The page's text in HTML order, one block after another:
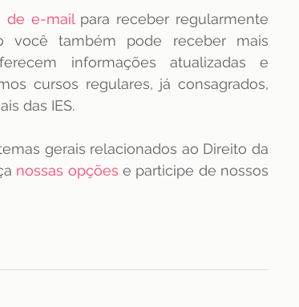
de e-mail para receber regularmente
você também pode receber mais
informações atualizadas e
cursos regulares, já consagrados,
das IES.
gerais relacionados ao Direito da
nossas opções e participe de nossos